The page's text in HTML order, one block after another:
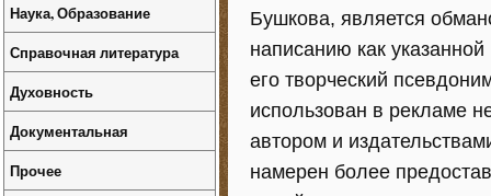
Бушкова, является
написанию как
его творческий
использован в рекламе
автором и
намерен более
Наука, Образование
Справочная литература
Духовность
Документальная
Прочее